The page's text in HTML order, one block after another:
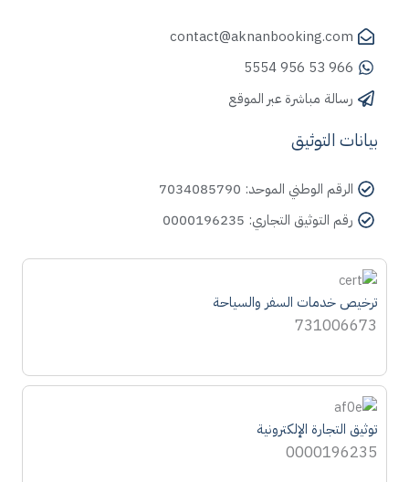
contact@aknanbooking.com
966 53 956 5554
رسالة مباشرة عبر الموقع
بيانات التوثيق
الرقم الوطني الموحد: 7034085790
رقم التوثيق التجاري: 0000196235
توثيق التجارة الإلكترونية
0000196235
ترخيص خدمات السفر والسياحة
731006673